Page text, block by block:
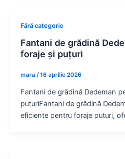
Fără categorie
Fantani de grădină
foraje și puțuri
mara /16 aprilie 2026
Fantani de grădină Dedeman
puțuriFantani de grădină
eficiente pentru foraje puturi,